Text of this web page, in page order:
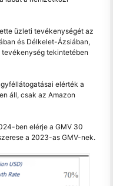
üzleti tevékenységét az
és Délkelet-Ázsiában,
tekintetében
elérték a
áll, csak az Amazon
ben elérje a GMV 30
a 2023-as GMV-nek.